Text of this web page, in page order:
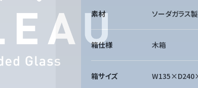
素材 ソーダガラス製
箱仕様 木箱
箱サイズ